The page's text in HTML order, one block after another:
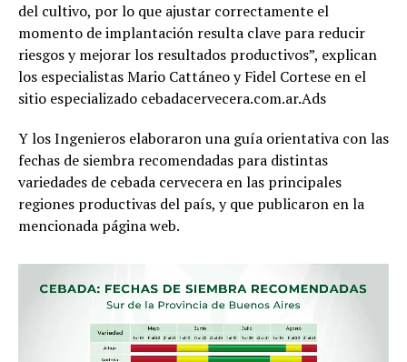
del cultivo, por lo que ajustar correctamente el
momento de implantación resulta clave para reducir
riesgos y mejorar los resultados productivos”, explican
los especialistas Mario Cattáneo y Fidel Cortese en el
sitio especializado cebadacervecera.com.ar.Ads
Y los Ingenieros elaboraron una guía orientativa con las
fechas de siembra recomendadas para distintas
variedades de cebada cervecera en las principales
regiones productivas del país, y que publicaron en la
mencionada página web.